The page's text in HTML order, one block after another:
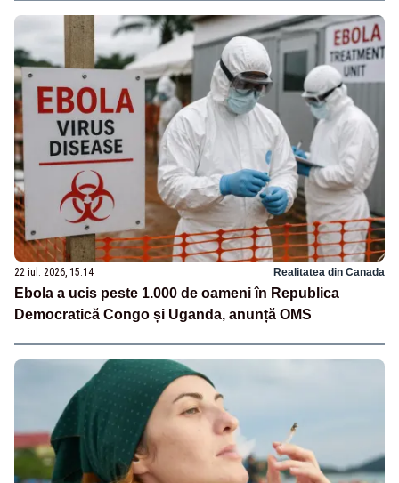
22 iul. 2026, 15:14 Realitatea din Canada
Ebola a ucis peste 1.000 de oameni în Republica
Democratică Congo și Uganda, anunță OMS